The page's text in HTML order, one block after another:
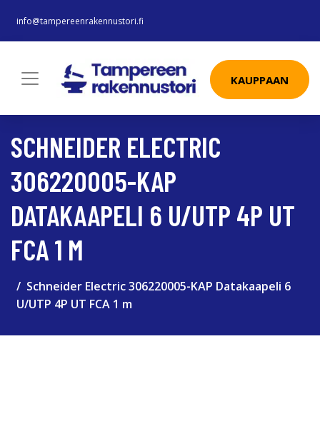
info@tampereenrakennustori.fi
KAUPPAAN
SCHNEIDER ELECTRIC
306220005-KAP
DATAKAAPELI 6 U/UTP 4P UT
FCA 1 M
Schneider Electric 306220005-KAP Datakaapeli 6
U/UTP 4P UT FCA 1 m